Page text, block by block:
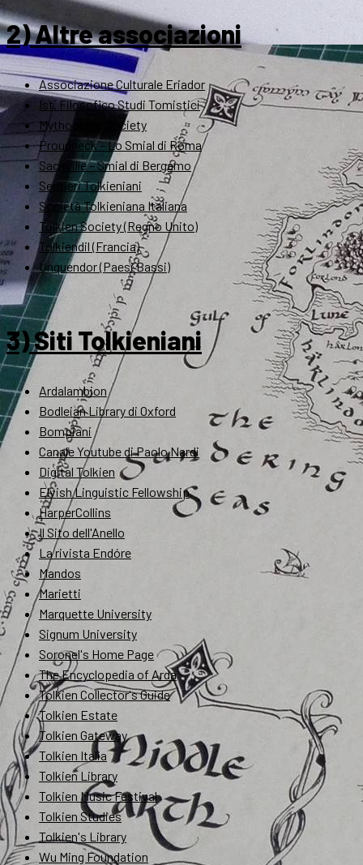
2) Altre associazioni
Associazione Culturale Eriador
Ist. Filosofico Studi Tomistici
Mythopoeic Society
Proudneck – Lo Smial di Roma
Sackville – Smial di Bergamo
Sentieri Tolkieniani
Società Tolkieniana Italiana
Tolkien Society (Regno Unito)
Tolkiendil (Francia)
Unquendor (Paesi Bassi)
3) Siti Tolkieniani
Ardalambion
Bodleian Library di Oxford
Bompiani
Canale Youtube di Paolo Nardi
Digital Tolkien
Elvish Linguistic Fellowship
HarperCollins
Il Sito dell'Anello
La rivista Endóre
Mandos
Marietti
Marquette University
Signum University
Soronel's Home Page
The Encyclopedia of Arda
Tolkien Collector's Guide
Tolkien Estate
Tolkien Gateway
Tolkien Italia
Tolkien Library
Tolkien Music Festival
Tolkien Studies
Tolkien's Library
Wu Ming Foundation